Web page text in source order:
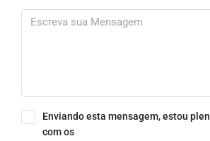
Enviando esta mensagem, estou
com os